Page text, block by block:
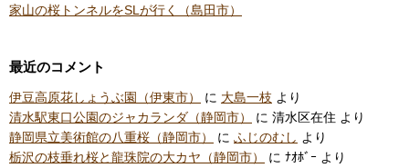
家山の桜トンネルをSLが行く（島田市）
最近のコメント
伊豆高原花しょうぶ園（伊東市） に 大島一枝 より
清水駅東口公園のジャカランダ（静岡市）
に 清水区在住 より
静岡県立美術館の八重桜（静岡市）
に ふじのむし より
栃沢の枝垂れ桜と龍珠院の大カヤ（静岡市）
に ﾅｵﾎﾞｰ より